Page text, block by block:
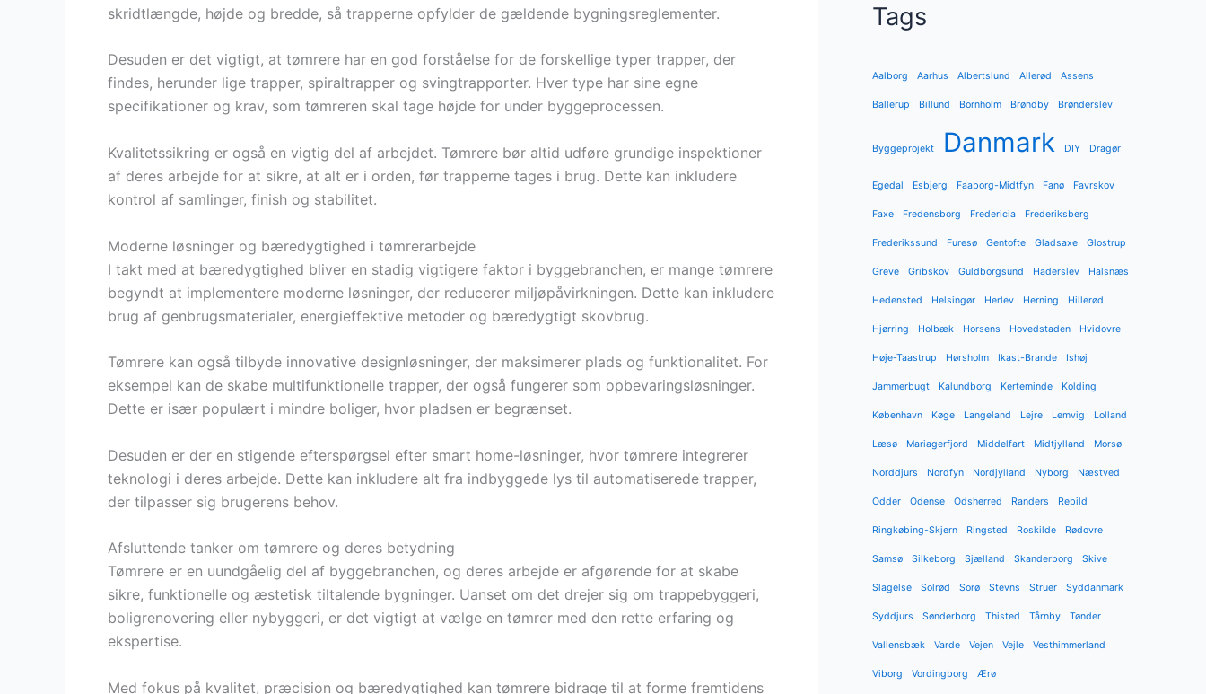
skridtlængde, højde og bredde, så trapperne opfylder de gældende bygningsreglementer.
Desuden er det vigtigt, at tømrere har en god forståelse for de forskellige typer trapper, der
findes, herunder lige trapper, spiraltrapper og svingtrapporter. Hver type har sine egne
specifikationer og krav, som tømreren skal tage højde for under byggeprocessen.
Kvalitetssikring er også en vigtig del af arbejdet. Tømrere bør altid udføre grundige inspektioner
af deres arbejde for at sikre, at alt er i orden, før trapperne tages i brug. Dette kan inkludere
kontrol af samlinger, finish og stabilitet.
Moderne løsninger og bæredygtighed i tømrerarbejde
I takt med at bæredygtighed bliver en stadig vigtigere faktor i byggebranchen, er mange tømrere
begyndt at implementere moderne løsninger, der reducerer miljøpåvirkningen. Dette kan inkludere
brug af genbrugsmaterialer, energieffektive metoder og bæredygtigt skovbrug.
Tømrere kan også tilbyde innovative designløsninger, der maksimerer plads og funktionalitet. For
eksempel kan de skabe multifunktionelle trapper, der også fungerer som opbevaringsløsninger.
Dette er især populært i mindre boliger, hvor pladsen er begrænset.
Desuden er der en stigende efterspørgsel efter smart home-løsninger, hvor tømrere integrerer
teknologi i deres arbejde. Dette kan inkludere alt fra indbyggede lys til automatiserede trapper,
der tilpasser sig brugerens behov.
Afsluttende tanker om tømrere og deres betydning
Tømrere er en uundgåelig del af byggebranchen, og deres arbejde er afgørende for at skabe
sikre, funktionelle og æstetisk tiltalende bygninger. Uanset om det drejer sig om trappebyggeri,
boligrenovering eller nybyggeri, er det vigtigt at vælge en tømrer med den rette erfaring og
ekspertise.
Med fokus på kvalitet, præcision og bæredygtighed kan tømrere bidrage til at forme fremtidens
Tags
Aalborg Aarhus Albertslund Allerød Assens
Ballerup Billund Bornholm Brøndby Brønderslev
Byggeprojekt Danmark DIY Dragør
Egedal Esbjerg Faaborg-Midtfyn Fanø Favrskov
Faxe Fredensborg Fredericia Frederiksberg
Frederikssund Furesø Gentofte Gladsaxe Glostrup
Greve Gribskov Guldborgsund Haderslev Halsnæs
Hedensted Helsingør Herlev Herning Hillerød
Hjørring Holbæk Horsens Hovedstaden Hvidovre
Høje-Taastrup Hørsholm Ikast-Brande Ishøj
Jammerbugt Kalundborg Kerteminde Kolding
København Køge Langeland Lejre Lemvig Lolland
Læsø Mariagerfjord Middelfart Midtjylland Morsø
Norddjurs Nordfyn Nordjylland Nyborg Næstved
Odder Odense Odsherred Randers Rebild
Ringkøbing-Skjern Ringsted Roskilde Rødovre
Samsø Silkeborg Sjælland Skanderborg Skive
Slagelse Solrød Sorø Stevns Struer Syddanmark
Syddjurs Sønderborg Thisted Tårnby Tønder
Vallensbæk Varde Vejen Vejle Vesthimmerland
Viborg Vordingborg Ærø